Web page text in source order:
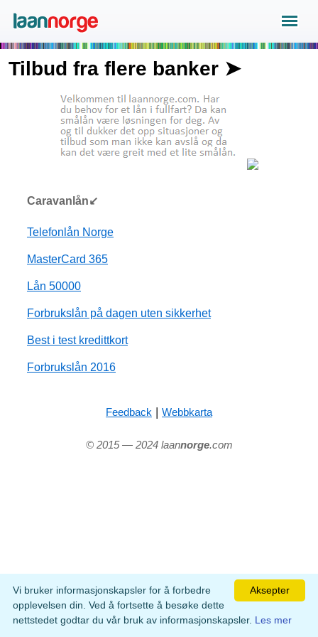
Tilbud fra flere banker ➤
Caravanlån↙
Telefonlån Norge
MasterCard 365
Lån 50000
Forbrukslån på dagen uten sikkerhet
Best i test kredittkort
Forbrukslån 2016
Feedback | Webbkarta
© 2015 — 2024 laannorge.com
Aksepter
Vi bruker informasjonskapsler for å forbedre
opplevelsen din. Ved å fortsette å besøke dette
nettstedet godtar du vår bruk av informasjonskapsler. Les mer